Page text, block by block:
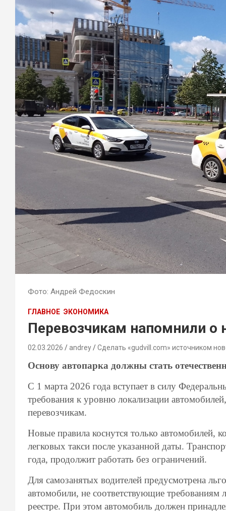
Фото: Андрей Федоскин
ГЛАВНОЕ ЭКОНОМИКА
Перевозчикам напомнили о
02.03.2026 andrey Сделать «gudvill.com» источником
Основу автопарка должны стать
С 1 марта 2026 года вступает в силу
требования к уровню локализации
перевозчикам.
Новые правила коснутся только автомобилей,
легковых такси после указанной даты.
года, продолжит работать без ограничений.
Для самозанятых водителей предусмотрена
автомобили, не соответствующие
реестре. При этом автомобиль должен